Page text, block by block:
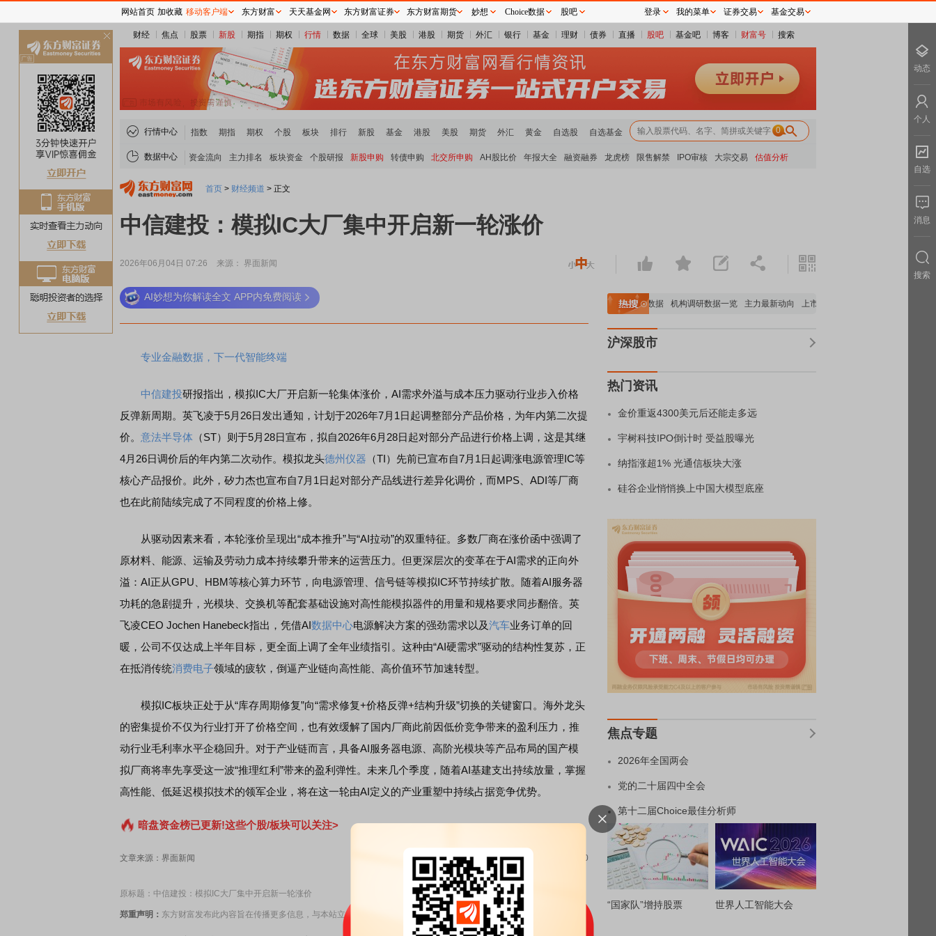
财经 焦点 股票 新股 期指 期权 行情 数据 全球 美股 港股 期货 外汇 银行 基金 理财 债券 直播 股吧 基金吧 博客 财富号 搜索
行情中心 指数 期指 期权 个股 板块 排行 新股 基金 港股 美股 期货 外汇 黄金 自选股 自选基金 0
数据中心 资金流向 主力排名 板块资金 个股研报 新股申购 转债申购 北交所申购 AH股比价 年报大全 融资融券 龙虎榜 限售解禁 IPO审核 大宗交易 估值分析
首页 > 财经频道 > 正文
中信建投：模拟IC大厂集中开启新一轮涨价
2026年06月04日 07:26 来源： 界面新闻
AI妙想为你解读全文 APP内免费阅读
专业金融数据，下一代智能终端
中信建投研报指出，模拟IC大厂开启新一轮集体涨价，AI需求外溢与成本压力驱动行业步入价格
反弹新周期。英飞凌于5月26日发出通知，计划于2026年7月1日起调整部分产品价格，为年内第二次提
价。 意法半导体 （ST）则于5月28日宣布，拟自2026年6月28日起对部分产品进行价格上调，这是其继
4月26日调价后的年内第二次动作。模拟龙头德州仪器 （TI）先前已宣布自7月1日起调涨电源管理IC等
核心产品报价。此外，矽力杰也宣布自7月1日起对部分产品线进行差异化调价，而MPS、ADI等厂商
也在此前陆续完成了不同程度的价格上修。
从驱动因素来看，本轮涨价呈现出“成本推升”与“AI拉动”的双重特征。多数厂商在涨价函中强调了
原材料、能源、运输及劳动力成本持续攀升带来的运营压力。但更深层次的变革在于AI需求的正向外
溢：AI正从GPU、HBM等核心算力环节，向电源管理、信号链等模拟IC环节持续扩散。随着AI服务器
功耗的急剧提升，光模块、交换机等配套基础设施对高性能模拟器件的用量和规格要求同步翻倍。英
飞凌CEO Jochen Hanebeck指出，凭借AI数据中心电源解决方案的强劲需求以及汽车业务订单的回
暖，公司不仅达成上半年目标，更全面上调了全年业绩指引。这种由“AI硬需求”驱动的结构性复苏，正
在抵消传统消费电子领域的疲软，倒逼产业链向高性能、高价值环节加速转型。
模拟IC板块正处于从“库存周期修复”向“需求修复+价格反弹+结构升级”切换的关键窗口。海外龙头
的密集提价不仅为行业打开了价格空间，也有效缓解了国内厂商此前因低价竞争带来的盈利压力，推
动行业毛利率水平企稳回升。对于产业链而言，具备AI服务器电源、高阶光模块等产品布局的国产模
拟厂商将率先享受这一波“推理红利”带来的盈利弹性。未来几个季度，随着AI基建支出持续放量，掌握
高性能、低延迟模拟技术的领军企业，将在这一轮由AI定义的产业重塑中持续占据竞争优势。
暗盘资金榜已更新!这些个股/板块可以关注>
文章来源：界面新闻 责任编辑：70
原标题：中信建投：模拟IC大厂集中开启新一轮涨价
郑重声明： 东方财富发布此内容旨在传播更多信息，与本站立场无关，不构成投资建议。据此操作，风险自担。
稀土板块领涨 重要机构持股数据 机构调研数据一览 主力最新动向 上市公司限售股解禁一览
沪深股市
热门资讯
金价重返4300美元后还能走多远
宇树科技IPO倒计时 受益股曝光
纳指涨超1% 光通信板块大涨
硅谷企业悄悄换上中国大模型底座
焦点专题
2026年全国两会
党的二十届四中全会
第十二届Choice最佳分析师
“国家队”增持股票 世界人工智能大会
网站首页 加收藏 移动客户端 东方财富 天天基金网 东方财富证券 东方财富期货 妙想 Choice数据 股吧 登录 我的菜单 证券交易 基金交易
动态
个人
自选
消息
搜索
关